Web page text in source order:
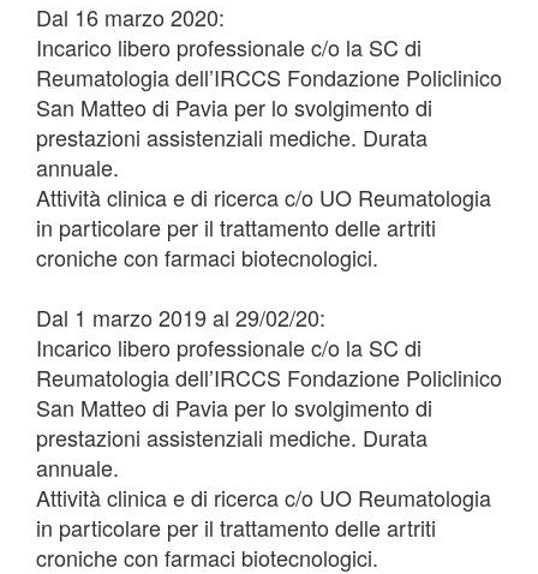
Dal 16 marzo 2020:
Incarico libero professionale c/o la SC di
Reumatologia dell’IRCCS Fondazione Policlinico
San Matteo di Pavia per lo svolgimento di
prestazioni assistenziali mediche. Durata
annuale.
Attività clinica e di ricerca c/o UO Reumatologia
in particolare per il trattamento delle artriti
croniche con farmaci biotecnologici.
Dal 1 marzo 2019 al 29/02/20:
Incarico libero professionale c/o la SC di
Reumatologia dell’IRCCS Fondazione Policlinico
San Matteo di Pavia per lo svolgimento di
prestazioni assistenziali mediche. Durata
annuale.
Attività clinica e di ricerca c/o UO Reumatologia
in particolare per il trattamento delle artriti
croniche con farmaci biotecnologici.